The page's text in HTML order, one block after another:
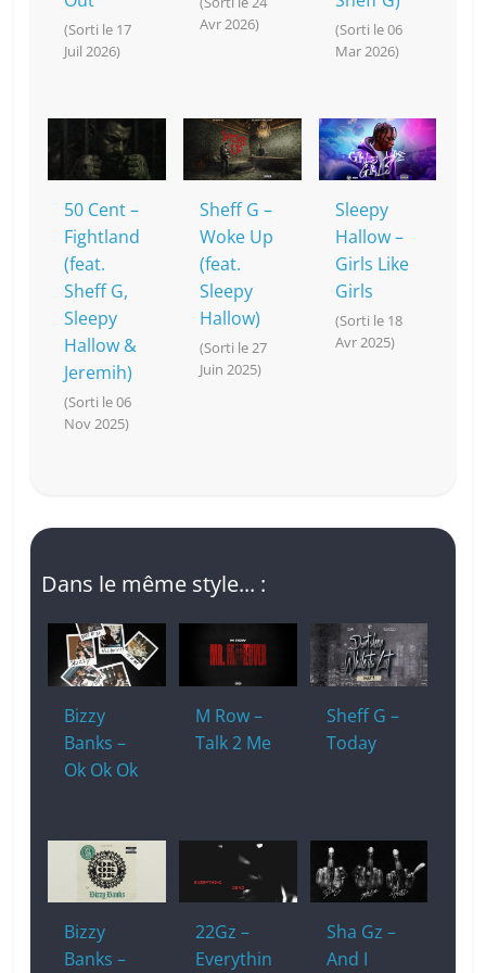
(Sorti le 17
Juil 2026)
Avr 2026)
(Sorti le 06
Mar 2026)
50 Cent –
Fightland
(feat.
Sheff G,
Sleepy
Hallow &
Jeremih)
(Sorti le 06
Nov 2025)
Sheff G –
Woke Up
(feat.
Sleepy
Hallow)
(Sorti le 27
Juin 2025)
Sleepy
Hallow –
Girls Like
Girls
(Sorti le 18
Avr 2025)
Dans le même style... :
Bizzy
Banks –
Ok Ok Ok
M Row –
Talk 2 Me
Sheff G –
Today
Bizzy
Banks –
22Gz –
Everythin
Sha Gz –
And I